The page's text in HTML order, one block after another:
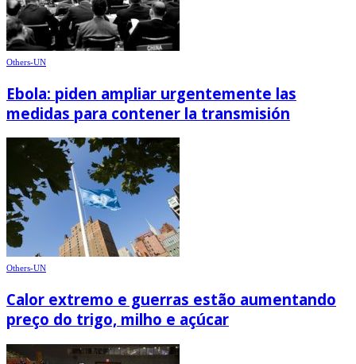
Others-UN
Ebola: piden ampliar urgentemente las
medidas para contener la transmisión
Others-UN
Calor extremo e guerras estão aumentando
preço do trigo, milho e açúcar